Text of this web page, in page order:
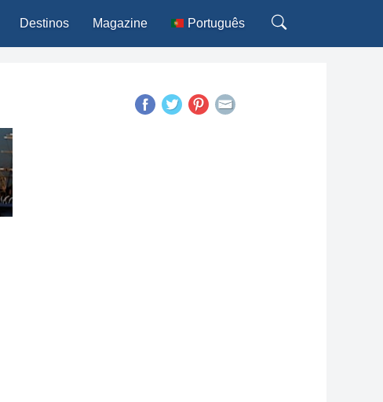
Destinos Magazine Português
Français